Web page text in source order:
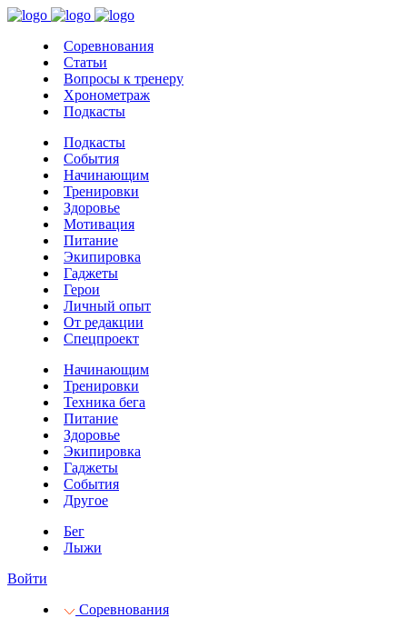
Соревнования
Статьи
Вопросы к тренеру
Хронометраж
Подкасты
Подкасты
События
Начинающим
Тренировки
Здоровье
Мотивация
Питание
Экипировка
Гаджеты
Герои
Личный опыт
От редакции
Спецпроект
Начинающим
Тренировки
Техника бега
Питание
Здоровье
Экипировка
Гаджеты
События
Другое
Бег
Лыжи
Войти
Соревнования